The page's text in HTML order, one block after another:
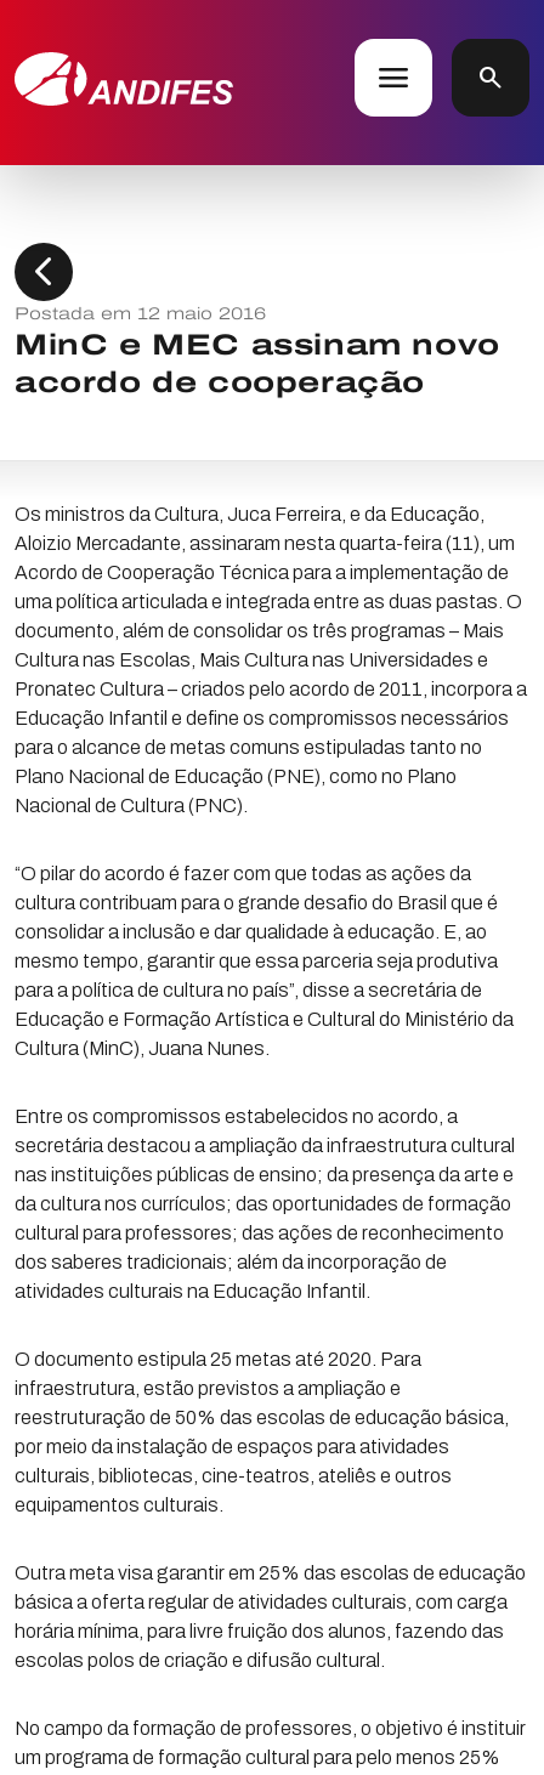
menu search
chevron_left
Postada em 12 maio 2016
MinC e MEC assinam novo
acordo de cooperação
Os ministros da Cultura, Juca Ferreira, e da Educação,
Aloizio Mercadante, assinaram nesta quarta-feira (11), um
Acordo de Cooperação Técnica para a implementação de
uma política articulada e integrada entre as duas pastas. O
documento, além de consolidar os três programas – Mais
Cultura nas Escolas, Mais Cultura nas Universidades e
Pronatec Cultura – criados pelo acordo de 2011, incorpora a
Educação Infantil e define os compromissos necessários
para o alcance de metas comuns estipuladas tanto no
Plano Nacional de Educação (PNE), como no Plano
Nacional de Cultura (PNC).
“O pilar do acordo é fazer com que todas as ações da
cultura contribuam para o grande desafio do Brasil que é
consolidar a inclusão e dar qualidade à educação. E, ao
mesmo tempo, garantir que essa parceria seja produtiva
para a política de cultura no país”, disse a secretária de
Educação e Formação Artística e Cultural do Ministério da
Cultura (MinC), Juana Nunes.
Entre os compromissos estabelecidos no acordo, a
secretária destacou a ampliação da infraestrutura cultural
nas instituições públicas de ensino; da presença da arte e
da cultura nos currículos; das oportunidades de formação
cultural para professores; das ações de reconhecimento
dos saberes tradicionais; além da incorporação de
atividades culturais na Educação Infantil.
O documento estipula 25 metas até 2020. Para
infraestrutura, estão previstos a ampliação e
reestruturação de 50% das escolas de educação básica,
por meio da instalação de espaços para atividades
culturais, bibliotecas, cine-teatros, ateliês e outros
equipamentos culturais.
Outra meta visa garantir em 25% das escolas de educação
básica a oferta regular de atividades culturais, com carga
horária mínima, para livre fruição dos alunos, fazendo das
escolas polos de criação e difusão cultural.
No campo da formação de professores, o objetivo é instituir
um programa de formação cultural para pelo menos 25%